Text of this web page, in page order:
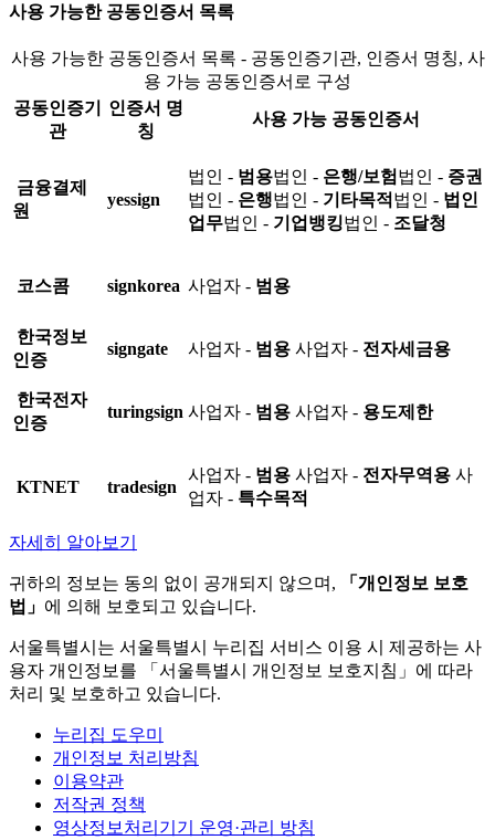
사용 가능한 공동인증서 목록
사용 가능한 공동인증서 목록 - 공동인증기관, 인증서 명칭, 사
용 가능 공동인증서로 구성
공동인증기
관
인증서 명
칭
사용 가능 공동인증서
금융결제
원
yessign
법인 - 범용법인 - 은행/보험 법인 - 증권
법인 - 은행법인 - 기타목적 법인 - 법인
업무법인 - 기업뱅킹법인 - 조달청
코스콤 signkorea 사업자 - 범용
한국정보
인증
signgate 사업자 - 범용 사업자 - 전자세금용
한국전자
인증
turingsign 사업자 - 범용 사업자 - 용도제한
KTNET tradesign
사업자 - 범용 사업자 - 전자무역용 사
업자 - 특수목적
자세히 알아보기
귀하의 정보는 동의 없이 공개되지 않으며,
「개인정보 보호
법」 에 의해 보호되고 있습니다.
서울특별시는 서울특별시 누리집 서비스 이용 시 제공하는 사
용자 개인정보를 「서울특별시 개인정보 보호지침」에 따라
처리 및 보호하고 있습니다.
누리집 도우미
개인정보 처리방침
이용약관
저작권 정책
영상정보처리기기 운영·관리 방침